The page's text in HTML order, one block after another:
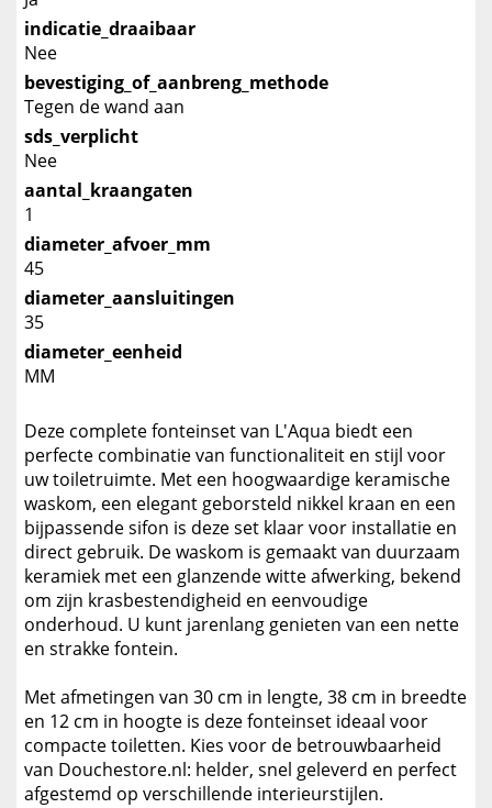
indicatie_draaibaar
Nee
bevestiging_of_aanbreng_methode
Tegen de wand aan
sds_verplicht
Nee
aantal_kraangaten
1
diameter_afvoer_mm
45
diameter_aansluitingen
35
diameter_eenheid
MM
Deze complete fonteinset van L'Aqua biedt een
perfecte combinatie van functionaliteit en stijl voor
uw toiletruimte. Met een hoogwaardige keramische
waskom, een elegant geborsteld nikkel kraan en een
bijpassende sifon is deze set klaar voor installatie en
direct gebruik. De waskom is gemaakt van duurzaam
keramiek met een glanzende witte afwerking, bekend
om zijn krasbestendigheid en eenvoudige
onderhoud. U kunt jarenlang genieten van een nette
en strakke fontein.
Met afmetingen van 30 cm in lengte, 38 cm in breedte
en 12 cm in hoogte is deze fonteinset ideaal voor
compacte toiletten. Kies voor de betrouwbaarheid
van Douchestore.nl: helder, snel geleverd en perfect
afgestemd op verschillende interieurstijlen.